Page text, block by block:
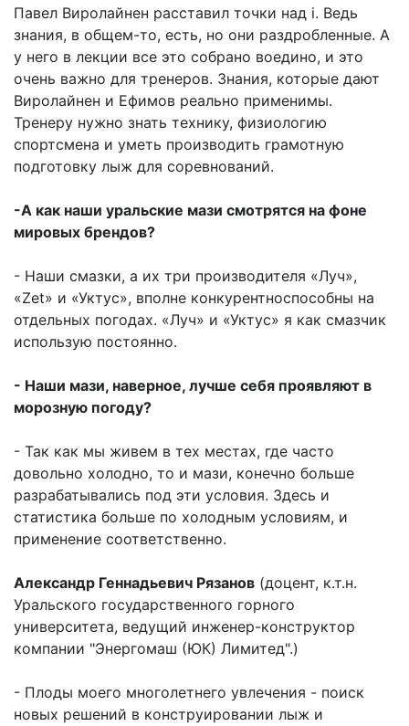
Павел Виролайнен расставил точки над i. Ведь
знания, в общем-то, есть, но они раздробленные. А
у него в лекции все это собрано воедино, и это
очень важно для тренеров. Знания, которые дают
Виролайнен и Ефимов реально применимы.
Тренеру нужно знать технику, физиологию
спортсмена и уметь производить грамотную
подготовку лыж для соревнований.
-А как наши уральские мази смотрятся на фоне
мировых брендов?
- Наши смазки, а их три производителя «Луч»,
«Zet» и «Уктус», вполне конкурентноспособны на
отдельных погодах. «Луч» и «Уктус» я как смазчик
использую постоянно.
- Наши мази, наверное, лучше себя проявляют в
морозную погоду?
- Так как мы живем в тех местах, где часто
довольно холодно, то и мази, конечно больше
разрабатывались под эти условия. Здесь и
статистика больше по холодным условиям, и
применение соответственно.
Александр Геннадьевич Рязанов (доцент, к.т.н.
Уральского государственного горного
университета, ведущий инженер-конструктор
компании "Энергомаш (ЮК) Лимитед".)
- Плоды моего многолетнего увлечения - поиск
новых решений в конструировании лыж и